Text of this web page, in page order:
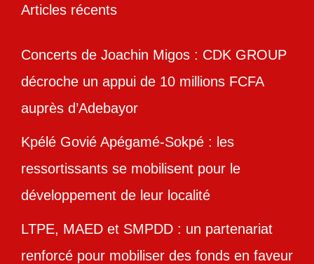
Articles récents
Concerts de Joachin Migos : CDK GROUP
décroche un appui de 10 millions FCFA
auprès d’Adebayor
Kpélé Govié Apégamé-Sokpé : les
ressortissants se mobilisent pour le
développement de leur localité
LTPE, MAED et SMPDD : un partenariat
renforcé pour mobiliser des fonds en faveur